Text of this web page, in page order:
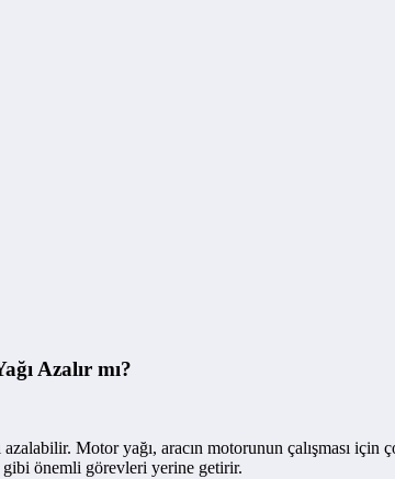
Azalır mı?
azalabilir. Motor yağı, aracın motorunun çalışması
önemli görevleri yerine getirir.